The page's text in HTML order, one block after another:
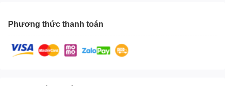
Phương thức thanh toán